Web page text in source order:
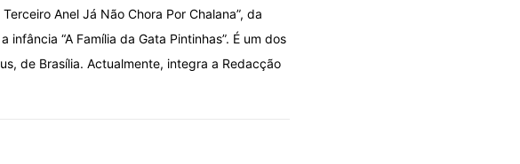
Anel Já Não Chora Por Chalana”, da
“A Família da Gata Pintinhas”. É um dos
de Brasília. Actualmente, integra a Redacção